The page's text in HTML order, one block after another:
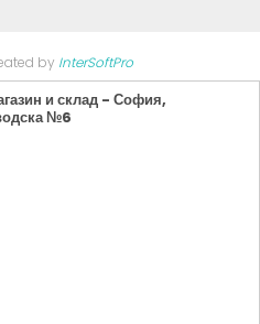
by InterSoftPro
и склад - София,
№6